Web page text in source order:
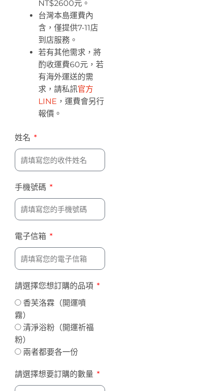
NT$2600元。
台灣本島運費內
含，僅提供7-11店
到店服務。
若有其他需求，將
酌收運費60元，若
有海外運送的需
求，請私訊官方
LINE ，運費會另行
報價。
姓名
手機號碼
電子信箱
請選擇您想訂購的品項
香芙洛霖（開運噴
霧）
清淨浴粉（開運祈福
粉）
兩者都要各一份
請選擇想要訂購的數量